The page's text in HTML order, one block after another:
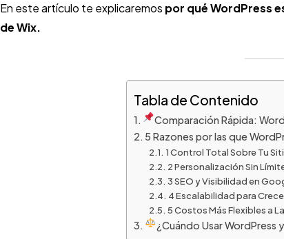
En este artículo te explicaremos por qué WordPress
de Wix.
Tabla de Contenido
Comparación Rápida:
5 Razones por las que
1 Control Total Sobre Tu
2 Personalización Sin
3 SEO y Visibilidad en
4 Escalabilidad para
5 Costos Más Flexibles a
¿Cuándo Usar WordPress